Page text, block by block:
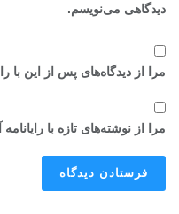
دیدگاهی می‌نویسم.
مرا از دیدگاه‌های پس از این با
مرا از نوشته‌های تازه با